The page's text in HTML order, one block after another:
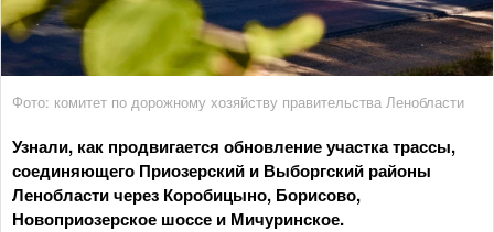
Фото: комитет по дорожному хозяйству правительства Ленобласти
Узнали, как продвигается обновление участка трассы,
соединяющего Приозерский и Выборгский районы
Ленобласти через Коробицыно, Борисово,
Новоприозерское шоссе и Мичуринское.